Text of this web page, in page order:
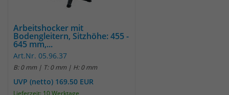
Arbeitshocker mit
Bodengleitern, Sitzhöhe: 455 -
645 mm,...
Art.Nr. 05.96.37
B: 0 mm | T: 0 mm | H: 0 mm
UVP (netto) 169.50 EUR
Lieferzeit: 10 Werktage
Session Daten zu speichern
Name _pk_cvar
Anbieter Matomo
Laufzeit 30 Minuten